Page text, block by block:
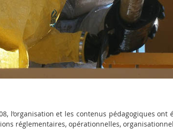
l’organisation et les contenus pédagogiques
réglementaires, opérationnelles,